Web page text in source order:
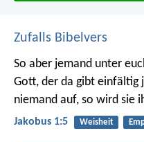
Zufalls Bibelvers
So aber jemand unter
Gott, der da gibt einfältig
niemand auf, so wird sie
Jakobus 1:5 Weisheit